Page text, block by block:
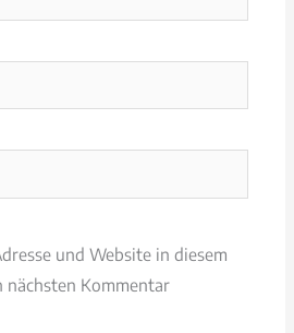
und Website in diesem
Kommentar